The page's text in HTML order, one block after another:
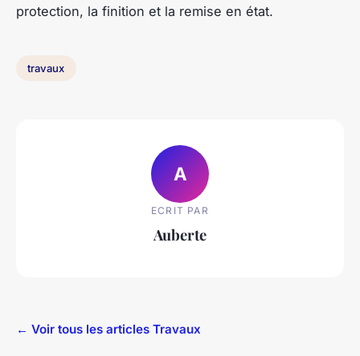
protection, la finition et la remise en état.
travaux
A
ECRIT PAR
Auberte
← Voir tous les articles Travaux